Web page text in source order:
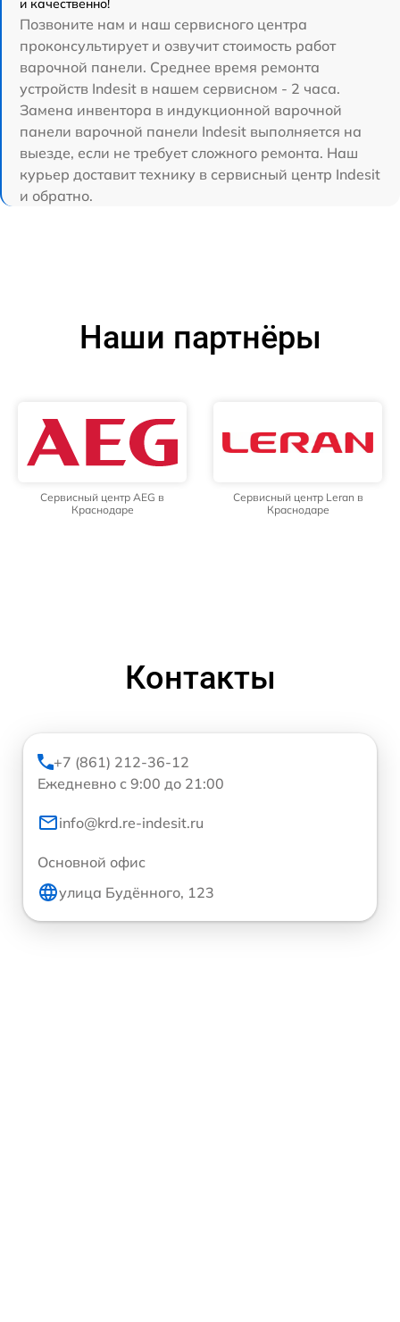
и качественно!
Позвоните нам и наш сервисного центра
проконсультирует и озвучит стоимость работ
варочной панели. Среднее время ремонта
устройств Indesit в нашем сервисном - 2 часа.
Замена инвентора в индукционной варочной
панели варочной панели Indesit выполняется на
выезде, если не требует сложного ремонта. Наш
курьер доставит технику в сервисный центр Indesit
и обратно.
Наши партнёры
Сервисный центр AEG в
Краснодаре
Сервисный центр Leran в
Краснодаре
Контакты
+7 (861) 212-36-12
Ежедневно с 9:00 до 21:00
info@krd.re-indesit.ru
Основной офис
улица Будённого, 123